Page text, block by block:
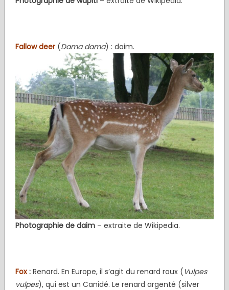
Fallow deer(Dama dama) : daim.
Photographie de daim– extraite de Wikipedia.
Fox : Renard. En Europe, il s’agit du renard roux (Vulpes
vulpes), qui est un Canidé. Le renard argenté (silver